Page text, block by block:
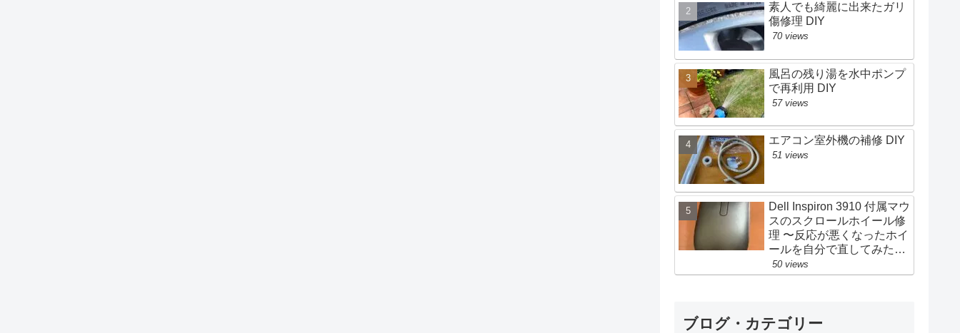
素人でも綺麗に出来たガリ
傷修理 DIY
70 views
風呂の残り湯を水中ポンプ
で再利用 DIY
57 views
エアコン室外機の補修 DIY
51 views
Dell Inspiron 3910 付属マウ
スのスクロールホイール修
理 〜反応が悪くなったホイ
ールを自分で直してみた〜
| DIY
50 views
ブログ・カテゴリー